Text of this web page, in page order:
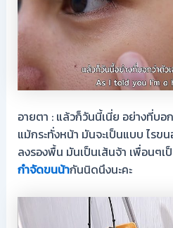
อายตา : แล้วก็วันนี้เนี่ย อย่างที่บอ
แม้กระทั่งหน้า มันจะเป็นแบบ ไรข
ลงรองพื้น มันเป็นเส้นจ้า เพื่อนๆเ
กำจัดขนน้ากันนิดนึงนะคะ